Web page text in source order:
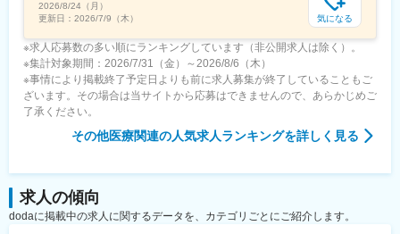
2026/8/24（月）
更新日： 2026/7/9（木） 気になる
※求人応募数の多い順にランキングしています（非公開求人は除く）。
※集計対象期間：2026/7/31（金）～2026/8/6（木）
※事情により掲載終了予定日よりも前に求人募集が終了していることもご
ざいます。その場合は当サイトから応募はできませんので、あらかじめご
了承ください。
その他医療関連の人気求人ランキングを詳しく見る
求人の傾向
dodaに掲載中の求人に関するデータを、カテゴリごとにご紹介します。